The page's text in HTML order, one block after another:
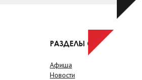
РАЗДЕЛЫ САЙТА
Афиша
Новости